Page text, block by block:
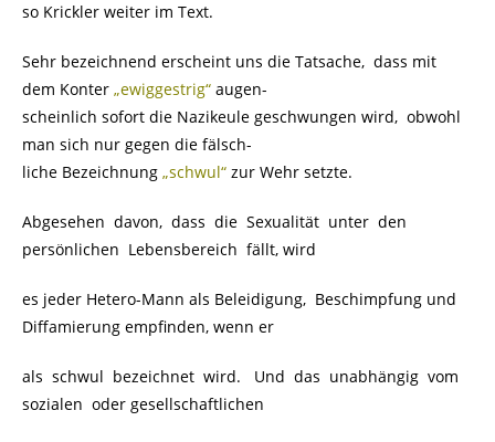
so Krickler weiter im Text.
Sehr bezeichnend erscheint uns die Tatsache, dass mit
dem Konter „ewiggestrig“ augen-
scheinlich sofort die Nazikeule geschwungen wird, obwohl
man sich nur gegen die fälsch-
liche Bezeichnung „schwul“ zur Wehr setzte.
Abgesehen davon, dass die Sexualität unter den
persönlichen Lebensbereich fällt, wird
es jeder Hetero-Mann als Beleidigung, Beschimpfung und
Diffamierung empfinden, wenn er
als schwul bezeichnet wird. Und das unabhängig vom
sozialen oder gesellschaftlichen